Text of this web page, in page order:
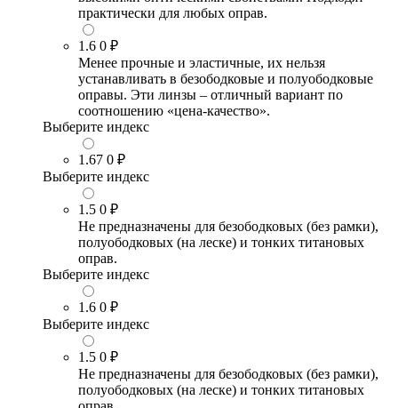
практически для любых оправ.
1.6 0 ₽
Менее прочные и эластичные, их нельзя
устанавливать в безободковые и полуободковые
оправы. Эти линзы – отличный вариант по
соотношению «цена-качество».
Выберите индекс
1.67 0 ₽
Выберите индекс
1.5 0 ₽
Не предназначены для безободковых (без рамки),
полуободковых (на леске) и тонких титановых
оправ.
Выберите индекс
1.6 0 ₽
Выберите индекс
1.5 0 ₽
Не предназначены для безободковых (без рамки),
полуободковых (на леске) и тонких титановых